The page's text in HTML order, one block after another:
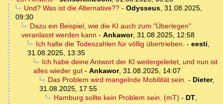
Und? Was ist die Alternative??- Odysseus, 31.08.2025,
09:30
Dazu ein Beispiel, wie die KI auch zum "Überlegen"
veranlasst werden kann - Ankawor, 31.08.2025, 12:58
Ich halte die Todeszahlen für völlig übertrieben. - eesti,
31.08.2025, 13:35
Ich habe deine Antwort der KI weitergeleitet, und nun ist
alles wieder gut - Ankawor, 31.08.2025, 14:07
Das Problem wird mangelnde Mobilität sein. - Dieter,
31.08.2025, 17:55
Hamburg sollte kein Problem sein. (mT) - DT,